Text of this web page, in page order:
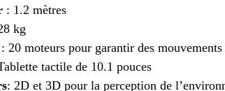
: 1.2 mètres
kg
: 20 moteurs pour garantir des
tactile de 10.1 pouces
: 2D et 3D pour la perception de